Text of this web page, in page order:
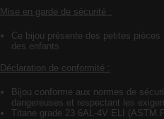
Mise en garde de sécurité :
Ce bijou présente des petites
des enfants
Déclaration de conformité :
Bijou conforme aux normes de
dangereuses et respectant les
Titane grade 23 6AL-4V ELI (ASTM